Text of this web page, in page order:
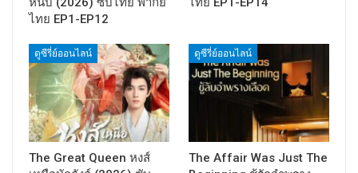
ไทย EP1-EP12
ดูซีรี่ย์ออนไลน์
The Great Queen หงส์
ดูซีรี่ย์ออนไลน์
The Affair Was Just The